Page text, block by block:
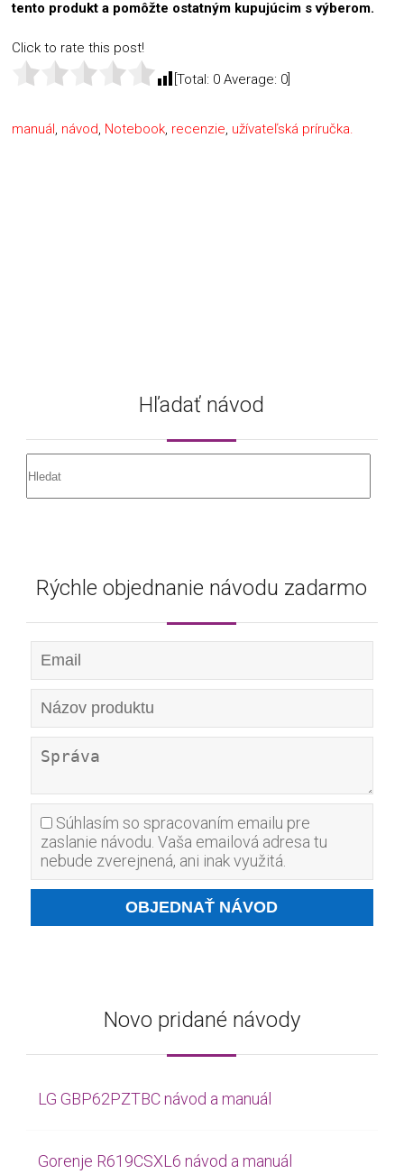
tento produkt a pomôžte ostatným kupujúcim s výberom.
Click to rate this post!
[Total: 0 Average: 0
manuál, návod, Notebook, recenzie, užívateľská príručka.
Hľadať návod
Rýchle objednanie návodu zadarmo
Súhlasím so spracovaním emailu pre
zaslanie návodu. Vaša emailová adresa tu
nebude zverejnená, ani inak využitá.
Novo pridané návody
LG GBP62PZTBC návod a manuál
Gorenje R619CSXL6 návod a manuál